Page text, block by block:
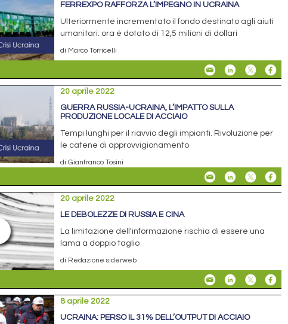
FERREXPO RAFFORZA L’IMPEGNO IN UCRAINA
Ulteriormente incrementato il fondo destinato agli aiuti
umanitari: ora è dotato di 12,5 milioni di dollari
di Marco Torricelli
20 aprile 2022
GUERRA RUSSIA-UCRAINA, L’IMPATTO SULLA
PRODUZIONE LOCALE DI ACCIAIO
Tempi lunghi per il riavvio degli impianti. Rivoluzione per
le catene di approvvigionamento
di Gianfranco Tosini
20 aprile 2022
LE DEBOLEZZE DI RUSSIA E CINA
La limitazione dell'informazione rischia di essere una
lama a doppio taglio
di Redazione siderweb
8 aprile 2022
UCRAINA: PERSO IL 31% DELL’OUTPUT DI ACCIAIO